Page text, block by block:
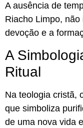
A ausência de
Riacho Limpo,
devoção e a
A
Ritual
Na teologia cristã,
que simboliza
de uma nova vida